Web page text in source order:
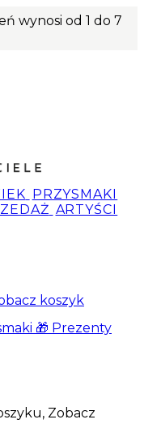
wynosi od 1 do 7
PRZYSMAKI
ARTYŚCI
koszyk
🎁 Prezenty
Zobacz